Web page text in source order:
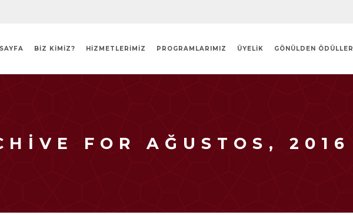
BİZ KİMİZ? HIZMETLERIMIZ PROGRAMLARIMIZ ÜYELIK GÖNÜLDEN ÖDÜLLER
FOR AĞUSTOS, 2016